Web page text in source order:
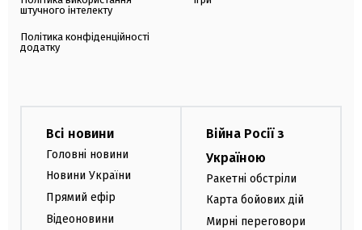
штучного інтелекту
Політика конфіденційності
додатку
Всі новини
Головні новини
Новини України
Прямий ефір
Відеоновини
Війна Росії з
Україною
Ракетні обстріли
Карта бойових дій
Мирні переговори